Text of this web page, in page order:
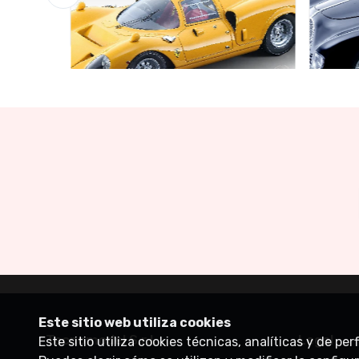
Tecnomodel S.r.l. Legal
Este sitio web utiliza cookies
Este sitio utiliza cookies técnicas, analíticas y de